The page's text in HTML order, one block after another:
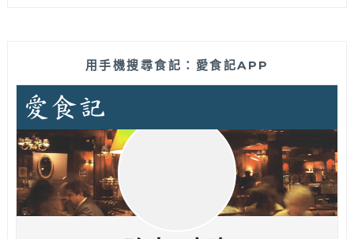
用手機搜尋食記：愛食記APP